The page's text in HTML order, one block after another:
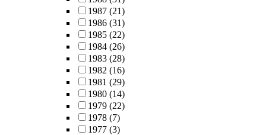
1987 (21)
1986 (31)
1985 (22)
1984 (26)
1983 (28)
1982 (16)
1981 (29)
1980 (14)
1979 (22)
1978 (7)
1977 (3)